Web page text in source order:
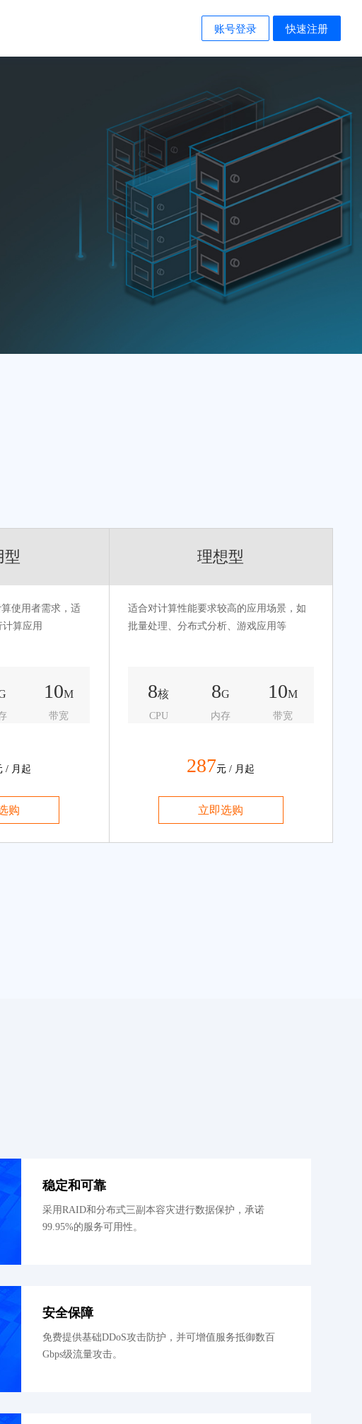
账号登录 快速注册
型
使用者需求，适
算应用
10M
带宽
/ 月起
购
理想型
适合对计算性能要求较高的应用场景，如
批量处理、分布式分析、游戏应用等
8核
CPU
8G
内存
10M
带宽
287元 / 月起
立即选购
稳定和可靠
采用RAID和分布式三副本容灾进行数据保护，承诺
99.95%的服务可用性。
安全保障
免费提供基础DDoS攻击防护，并可增值服务抵御数百
Gbps级流量攻击。